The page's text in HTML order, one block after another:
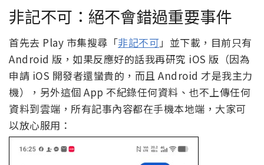
非記不可：絕不會錯過重要事件
首先去 Play 市集搜尋「非記不可」並下載，目前只有
Android 版，如果反應好的話我再研究 iOS 版（因為
申請 iOS 開發者還蠻貴的，而且 Android 才是我主力
機），另外這個 App 不紀錄任何資料、也不上傳任何
資料到雲端，所有記事內容都在手機本地端，大家可
以放心服用：